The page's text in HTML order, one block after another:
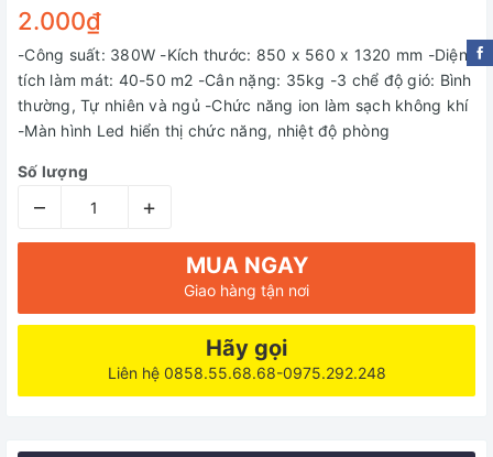
2.000₫
-Công suất: 380W -Kích thước: 850 x 560 x 1320 mm -Diện
tích làm mát: 40-50 m2 -Cân nặng: 35kg -3 chể độ gió: Bình
thường, Tự nhiên và ngủ -Chức năng ion làm sạch không khí
-Màn hình Led hiển thị chức năng, nhiệt độ phòng
Số lượng
– +
MUA NGAY
Giao hàng tận nơi
Hãy gọi
Liên hệ 0858.55.68.68-0975.292.248